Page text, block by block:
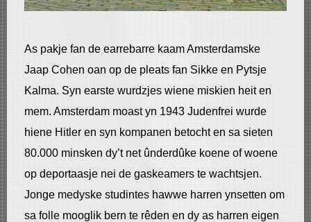
As pakje fan de earrebarre kaam Amsterdamske
Jaap Cohen oan op de pleats fan Sikke en Pytsje
Kalma. Syn earste wurdzjes wiene miskien heit en
mem. Amsterdam moast yn 1943 Judenfrei wurde
hiene Hitler en syn kompanen betocht en sa sieten
80.000 minsken dy’t net ûnderdûke koene of woene
op deportaasje nei de gaskeamers te wachtsjen.
Jonge medyske studintes hawwe harren ynsetten om
sa folle mooglik bern te rêden en dy as harren eigen